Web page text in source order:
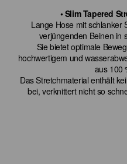
• Slim Tapered
Lange Hose mit schlanker
verjüngenden Beinen in
Sie bietet optimale
hochwertigem und
aus 100
Das Stretchmaterial enthält
bei, verknittert nicht so